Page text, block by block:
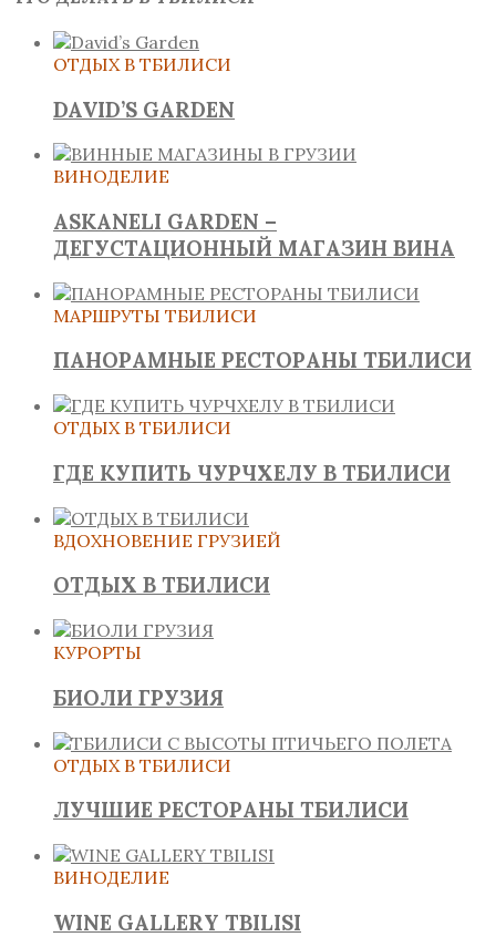
ОТДЫХ В ТБИЛИСИ
DAVID’S GARDEN
ВИНОДЕЛИЕ
ASKANELI GARDEN –
ДЕГУСТАЦИОННЫЙ МАГАЗИН ВИНА
МАРШРУТЫ ТБИЛИСИ
ПАНОРАМНЫЕ РЕСТОРАНЫ ТБИЛИСИ
ОТДЫХ В ТБИЛИСИ
ГДЕ КУПИТЬ ЧУРЧХЕЛУ В ТБИЛИСИ
ВДОХНОВЕНИЕ ГРУЗИЕЙ
ОТДЫХ В ТБИЛИСИ
КУРОРТЫ
БИОЛИ ГРУЗИЯ
ОТДЫХ В ТБИЛИСИ
ЛУЧШИЕ РЕСТОРАНЫ ТБИЛИСИ
ВИНОДЕЛИЕ
WINE GALLERY TBILISI